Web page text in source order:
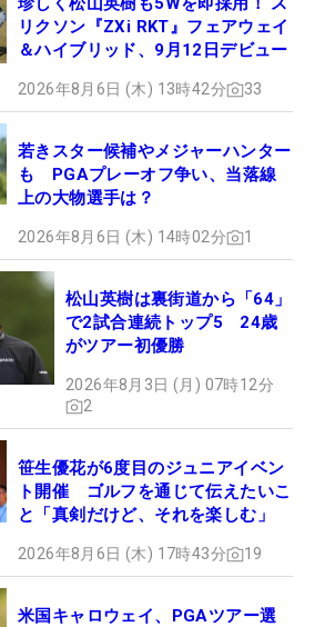
リクソン『ZXi RKT』フェアウェイ
＆ハイブリッド、9月12日デビュー
2026年8月6日 (木) 13時42分 33
若きスター候補やメジャーハンター
も PGAプレーオフ争い、当落線
上の大物選手は？
2026年8月6日 (木) 14時02分 1
松山英樹は裏街道から「64」
で2試合連続トップ5 24歳
がツアー初優勝
2026年8月3日 (月) 07時12分
2
笹生優花が6度目のジュニアイベン
ト開催 ゴルフを通じて伝えたいこ
と「真剣だけど、それを楽しむ」
2026年8月6日 (木) 17時43分 19
米国キャロウェイ、PGAツアー選